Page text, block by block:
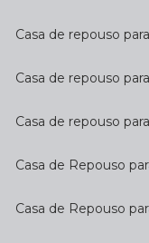
Casa de repouso
Casa de repouso
Casa de repouso
Casa de Repouso
Casa de Repouso